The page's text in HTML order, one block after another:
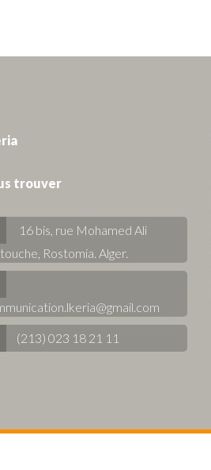
trouver
16 bis, rue Mohamed Ali
Rostomia. Alger.
(213) 023 18 21 11